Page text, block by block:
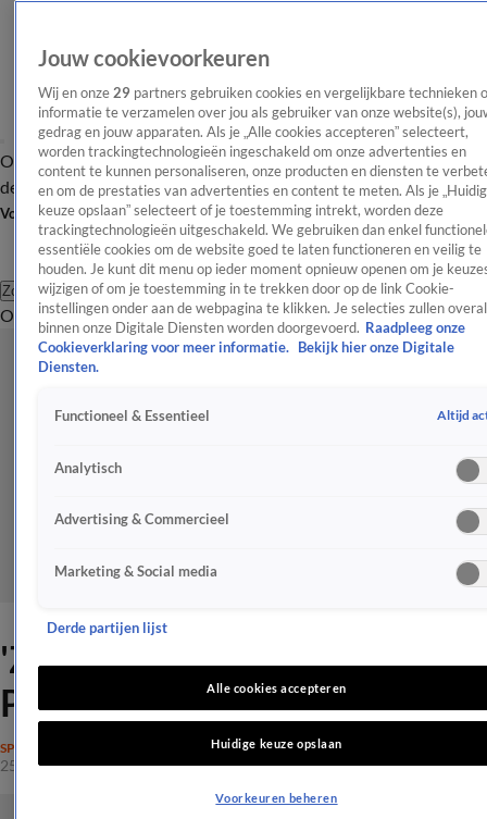
OverzichtAfleveringen Entertainment TV Algemeen
Tip
de redactieNieuwsbrief
Volg Shownieuws
Zoeken
OverzichtEntertainmentSpraakmakendRealityCrimeVideo's
'Zoenfestijn' in Het Perfecte
Plaatje: 'Sorry schat!'
SPRAAKMAKEND
25 juni 2025, 21:38
Jouw cookievoorkeuren
Wij en onze 29 partners gebruiken cookies en vergelijkbare technieken
informatie te verzamelen over jou als gebruiker van onze website(s),
gedrag en jouw apparaten. Als je „Alle cookies accepteren” selecteert,
worden trackingtechnologieën ingeschakeld om onze advertenties en
content te kunnen personaliseren, onze producten en diensten te
en om de prestaties van advertenties en content te meten. Als je
keuze opslaan” selecteert of je toestemming intrekt, worden deze
trackingtechnologieën uitgeschakeld. We gebruiken dan enkel
essentiële cookies om de website goed te laten functioneren en veilig te
houden. Je kunt dit menu op ieder moment opnieuw openen om je
wijzigen of om je toestemming in te trekken door op de link Cookie-
instellingen onder aan de webpagina te klikken. Je selecties zullen overal
binnen onze Digitale Diensten worden doorgevoerd. Raadpleeg onze
Cookieverklaring voor meer informatie.
Bekijk hier onze Digitale
Diensten.
Functioneel & Essentieel Altijd
Analytisch
Advertising & Commercieel
Marketing & Social media
Derde partijen lijst
Alle cookies accepteren
Huidige keuze opslaan
Voorkeuren beheren